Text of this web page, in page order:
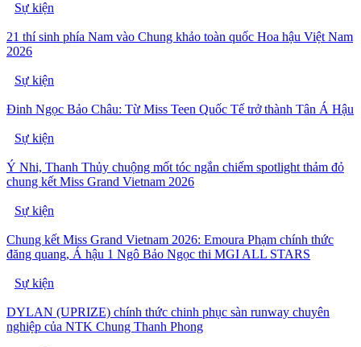
Sự kiện
21 thí sinh phía Nam vào Chung khảo toàn quốc Hoa hậu Việt Nam
2026
Sự kiện
Đinh Ngọc Bảo Châu: Từ Miss Teen Quốc Tế trở thành Tân Á Hậu
Sự kiện
Ý Nhi, Thanh Thủy chuộng mốt tóc ngắn chiếm spotlight thảm đỏ
chung kết Miss Grand Vietnam 2026
Sự kiện
Chung kết Miss Grand Vietnam 2026: Emoura Phạm chính thức
đăng quang, Á hậu 1 Ngô Bảo Ngọc thi MGI ALL STARS
Sự kiện
DYLAN (UPRIZE) chính thức chinh phục sàn runway chuyên
nghiệp của NTK Chung Thanh Phong